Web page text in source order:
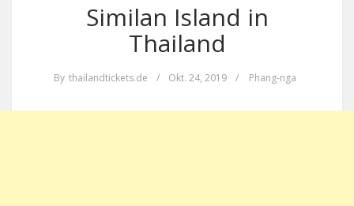
Similan Island in
Thailand
By thailandtickets.de / Okt. 24, 2019 / Phang-nga